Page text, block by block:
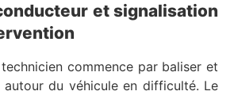
et signalisation
commence par baliser et
autour du véhicule en difficulté. Le